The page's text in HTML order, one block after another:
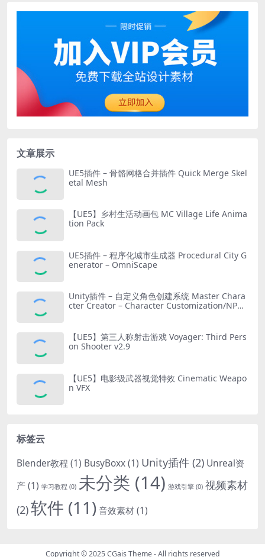
文章展示
UE5插件 – 骨骼网格合并插件 Quick Merge Skel
etal Mesh
【UE5】乡村生活动画包 MC Village Life Anima
tion Pack
UE5插件 – 程序化城市生成器 Procedural City G
enerator – OmniScape
Unity插件 – 自定义角色创建系统 Master Chara
cter Creator – Character Customization/NPC
【UE5】第三人称射击游戏 Voyager: Third Pers
on Shooter v2.9
【UE5】电影级武器视觉特效 Cinematic Weapo
n VFX
标签云
Blender教程 (1) BusyBoxx(1) Unity插件 (2) Unreal资
产(1) 学习教程 (0) 未分类 (14) 游戏引擎 (0) 视频素材
(2)软件 (11)音效素材(1)
Copyright © 2025CGais Theme- All rights reserved